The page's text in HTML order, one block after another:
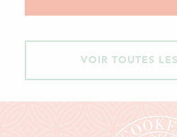
VOIR TOUTES